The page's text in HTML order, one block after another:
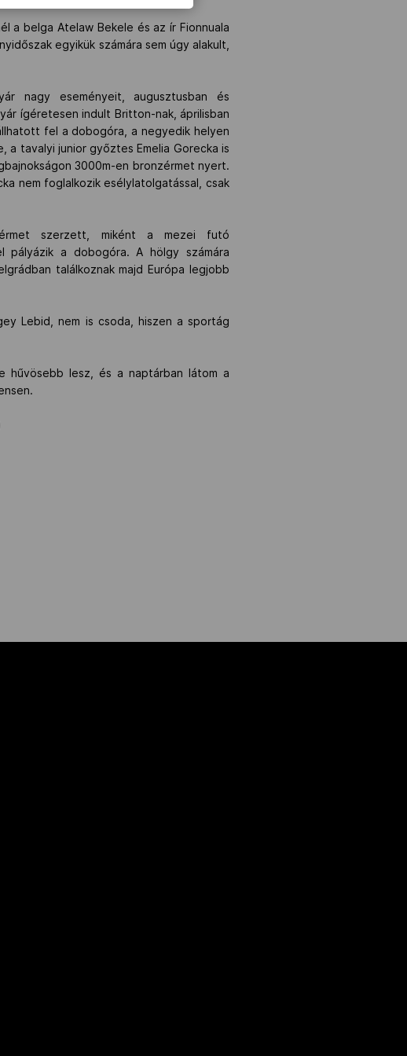
a belga Atelaw Bekele és az ír Fionnuala
egyikük számára sem úgy alakult,
nagy eseményeit, augusztusban és
ígéretesen indult Britton-nak, áprilisban
fel a dobogóra, a negyedik helyen
tavalyi junior győztes Emelia Gorecka is
3000m-en bronzérmet nyert.
nem foglalkozik esélylatolgatással, csak
szerzett, miként a mezei futó
pályázik a dobogóra. A hölgy számára
találkoznak majd Európa legjobb
Lebid, nem is csoda, hiszen a sportág
hűvösebb lesz, és a naptárban látom a